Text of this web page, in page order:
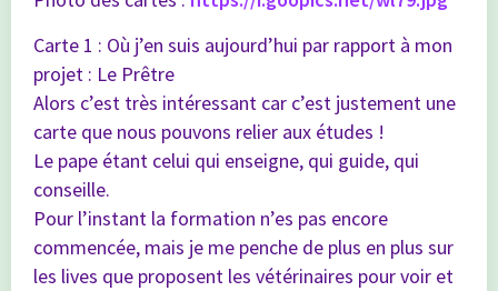
Carte 1 : Où j’en suis aujourd’hui par rapport à mon
projet : Le Prêtre
Alors c’est très intéressant car c’est justement une
carte que nous pouvons relier aux études !
Le pape étant celui qui enseigne, qui guide, qui
conseille.
Pour l’instant la formation n’es pas encore
commencée, mais je me penche de plus en plus sur
les lives que proposent les vétérinaires pour voir et